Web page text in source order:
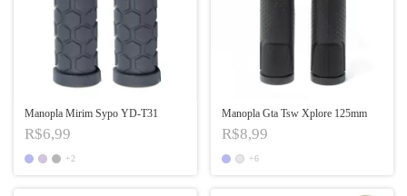
Manopla Mirim Sypo YD-T31
R$6,99
+2
Manopla Gta Tsw Xplore 125mm
R$8,99
+6